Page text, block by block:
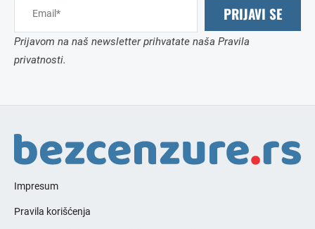
PRIJAVI SE
Prijavom na naš newsletter prihvatate naša Pravila
privatnosti.
Impresum
Pravila korišćenja